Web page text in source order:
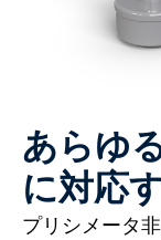
あらゆ
に対応
プリシメータ